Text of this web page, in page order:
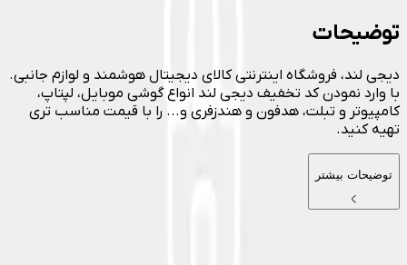
توضیحات
دیجی لند، فروشگاه اینترنتی کالای دیجیتال هوشمند و لوازم جانبی.
با وارد نمودن کد تخفیف دیجی لند انواع گوشی موبایل، لپتاپ،
کامپیوتر و تبلت، هدفون و هندزفری و... را با قیمت مناسب تری
تهیه کنید.
توضیحات بیشتر